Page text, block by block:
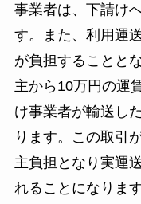
事業者は、下請け
す。また、利用運
が負担することと
主から10万円の運
け事業者が輸送し
ります。この取引
主負担となり実運
れることになりま